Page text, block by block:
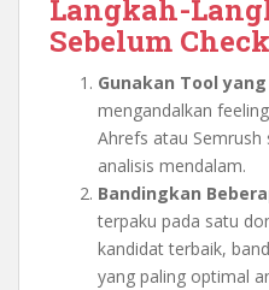
Langkah-
Sebelum
Gunakan Tool
mengandalkan
Ahrefs atau
analisis mendalam.
Bandingkan
terpaku pada satu
kandidat terbaik,
yang paling optimal